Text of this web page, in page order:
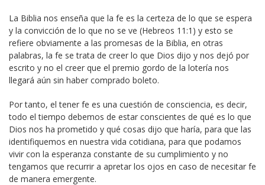
La Biblia nos enseña que la fe es la certeza de lo que se espera
y la convicción de lo que no se ve (Hebreos 11:1) y esto se
refiere obviamente a las promesas de la Biblia, en otras
palabras, la fe se trata de creer lo que Dios dijo y nos dejó por
escrito y no el creer que el premio gordo de la lotería nos
llegará aún sin haber comprado boleto.
Por tanto, el tener fe es una cuestión de consciencia, es decir,
todo el tiempo debemos de estar conscientes de qué es lo que
Dios nos ha prometido y qué cosas dijo que haría, para que las
identifiquemos en nuestra vida cotidiana, para que podamos
vivir con la esperanza constante de su cumplimiento y no
tengamos que recurrir a apretar los ojos en caso de necesitar fe
de manera emergente.